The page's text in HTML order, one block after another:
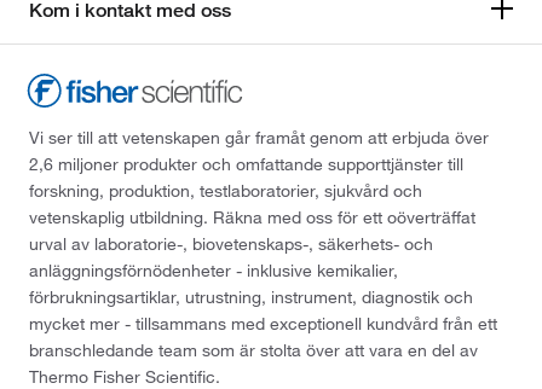
Kom i kontakt med oss
Vi ser till att vetenskapen går framåt genom att erbjuda över
2,6 miljoner produkter och omfattande supporttjänster till
forskning, produktion, testlaboratorier, sjukvård och
vetenskaplig utbildning. Räkna med oss för ett oöverträffat
urval av laboratorie-, biovetenskaps-, säkerhets- och
anläggningsförnödenheter - inklusive kemikalier,
förbrukningsartiklar, utrustning, instrument, diagnostik och
mycket mer - tillsammans med exceptionell kundvård från ett
branschledande team som är stolta över att vara en del av
Thermo Fisher Scientific.